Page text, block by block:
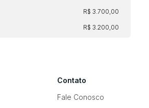
R$ 3.700,00
R$ 3.200,00
Contato
Fale Conosco